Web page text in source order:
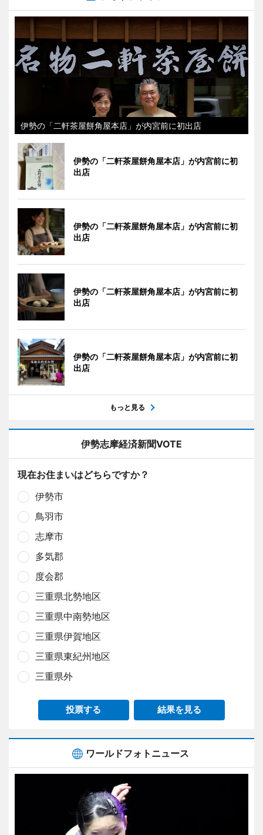
伊勢の「二軒茶屋餅角屋本店」が内宮前に初出店
伊勢の「二軒茶屋餅角屋本店」が内宮前に初
出店
伊勢の「二軒茶屋餅角屋本店」が内宮前に初
出店
伊勢の「二軒茶屋餅角屋本店」が内宮前に初
出店
伊勢の「二軒茶屋餅角屋本店」が内宮前に初
出店
もっと見る
伊勢志摩経済新聞VOTE
現在お住まいはどちらですか？
伊勢市
鳥羽市
志摩市
多気郡
度会郡
三重県北勢地区
三重県中南勢地区
三重県伊賀地区
三重県東紀州地区
三重県外
投票する 結果を見る
ワールドフォトニュース